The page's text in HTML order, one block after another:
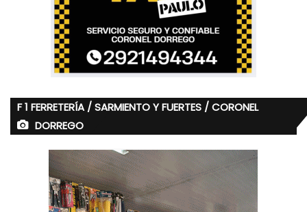
F 1 FERRETERÍA / SARMIENTO Y FUERTES / CORONEL
DORREGO